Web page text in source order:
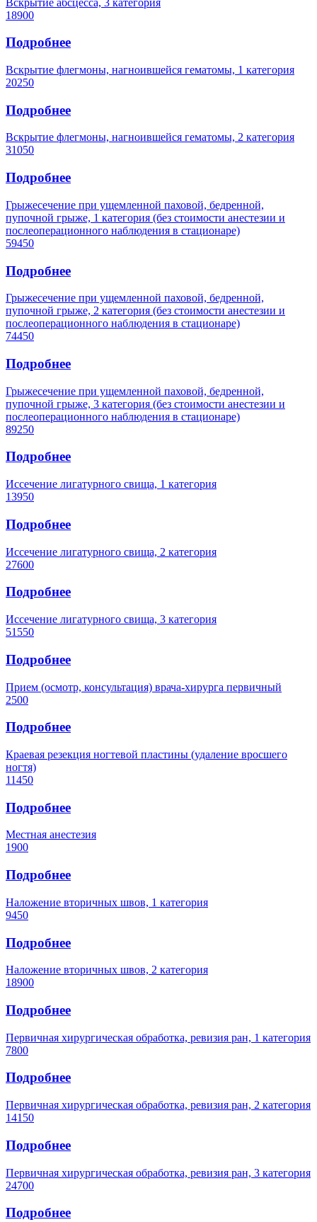
18900
Подробнее
Вскрытие флегмоны, нагноившейся гематомы, 1 категория
20250
Подробнее
Вскрытие флегмоны, нагноившейся гематомы, 2 категория
31050
Подробнее
Грыжесечение при ущемленной паховой, бедренной,
пупочной грыже, 1 категория (без стоимости анестезии и
послеоперационного наблюдения в стационаре)
59450
Подробнее
Грыжесечение при ущемленной паховой, бедренной,
пупочной грыже, 2 категория (без стоимости анестезии и
послеоперационного наблюдения в стационаре)
74450
Подробнее
Грыжесечение при ущемленной паховой, бедренной,
пупочной грыже, 3 категория (без стоимости анестезии и
послеоперационного наблюдения в стационаре)
89250
Подробнее
Иссечение лигатурного свища, 1 категория
13950
Подробнее
Иссечение лигатурного свища, 2 категория
27600
Подробнее
Иссечение лигатурного свища, 3 категория
51550
Подробнее
Прием (осмотр, консультация) врача-хирурга первичный
2500
Подробнее
Краевая резекция ногтевой пластины (удаление вросшего
ногтя)
11450
Подробнее
Местная анестезия
1900
Подробнее
Наложение вторичных швов, 1 категория
9450
Подробнее
Наложение вторичных швов, 2 категория
18900
Подробнее
Первичная хирургическая обработка, ревизия ран, 1 категория
7800
Подробнее
Первичная хирургическая обработка, ревизия ран, 2 категория
14150
Подробнее
Первичная хирургическая обработка, ревизия ран, 3 категория
24700
Подробнее